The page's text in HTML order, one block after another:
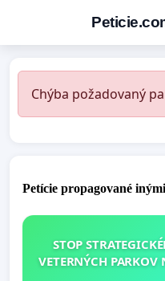
Chýba požadovaný
Petície propagované
STOP
VETERNÝCH PARKOV